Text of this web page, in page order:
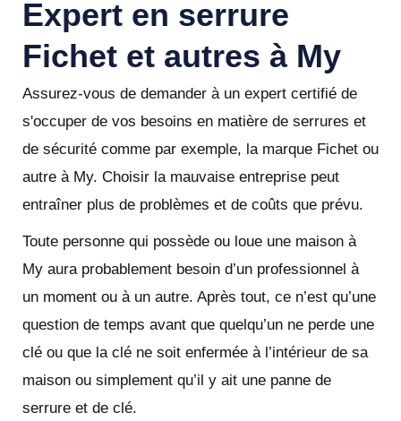
Expert en serrure
Fichet et autres à My
Assurez-vous de demander à un expert certifié de
s'occuper de vos besoins en matière de serrures et
de sécurité comme par exemple, la marque Fichet ou
autre à My. Choisir la mauvaise entreprise peut
entraîner plus de problèmes et de coûts que prévu.
Toute personne qui possède ou loue une maison à
My aura probablement besoin d’un professionnel à
un moment ou à un autre. Après tout, ce n’est qu’une
question de temps avant que quelqu’un ne perde une
clé ou que la clé ne soit enfermée à l’intérieur de sa
maison ou simplement qu’il y ait une panne de
serrure et de clé.